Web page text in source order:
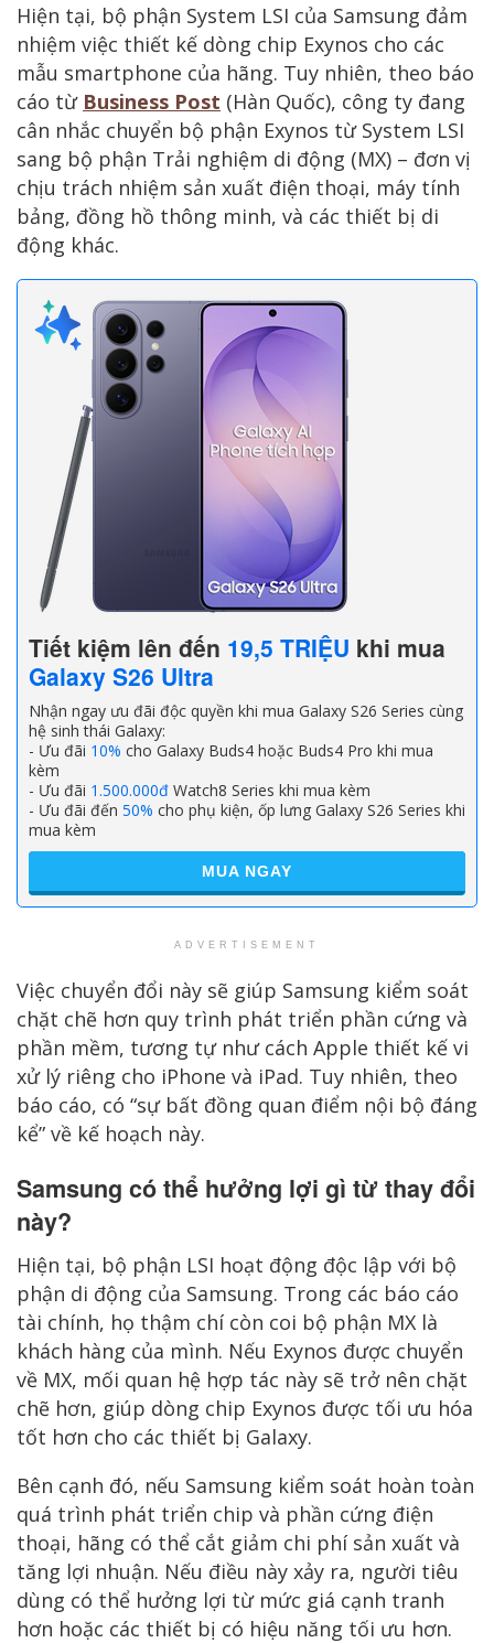
Hiện tại, bộ phận System LSI của Samsung đảm
nhiệm việc thiết kế dòng chip Exynos cho các
mẫu smartphone của hãng. Tuy nhiên, theo báo
cáo từ Business Post (Hàn Quốc), công ty đang
cân nhắc chuyển bộ phận Exynos từ System LSI
sang bộ phận Trải nghiệm di động (MX) – đơn vị
chịu trách nhiệm sản xuất điện thoại, máy tính
bảng, đồng hồ thông minh, và các thiết bị di
động khác.
Tiết kiệm lên đến 19,5 TRIỆU khi mua
Galaxy S26 Ultra
Nhận ngay ưu đãi độc quyền khi mua Galaxy S26 Series cùng
hệ sinh thái Galaxy:
- Ưu đãi 10% cho Galaxy Buds4 hoặc Buds4 Pro khi mua
kèm
- Ưu đãi 1.500.000đ Watch8 Series khi mua kèm
- Ưu đãi đến 50% cho phụ kiện, ốp lưng Galaxy S26 Series khi
mua kèm
MUA NGAY
ADVERTISEMENT
Việc chuyển đổi này sẽ giúp Samsung kiểm soát
chặt chẽ hơn quy trình phát triển phần cứng và
phần mềm, tương tự như cách Apple thiết kế vi
xử lý riêng cho iPhone và iPad. Tuy nhiên, theo
báo cáo, có “sự bất đồng quan điểm nội bộ đáng
kể” về kế hoạch này.
Samsung có thể hưởng lợi gì từ thay đổi
này?
Hiện tại, bộ phận LSI hoạt động độc lập với bộ
phận di động của Samsung. Trong các báo cáo
tài chính, họ thậm chí còn coi bộ phận MX là
khách hàng của mình. Nếu Exynos được chuyển
về MX, mối quan hệ hợp tác này sẽ trở nên chặt
chẽ hơn, giúp dòng chip Exynos được tối ưu hóa
tốt hơn cho các thiết bị Galaxy.
Bên cạnh đó, nếu Samsung kiểm soát hoàn toàn
quá trình phát triển chip và phần cứng điện
thoại, hãng có thể cắt giảm chi phí sản xuất và
tăng lợi nhuận. Nếu điều này xảy ra, người tiêu
dùng có thể hưởng lợi từ mức giá cạnh tranh
hơn hoặc các thiết bị có hiệu năng tối ưu hơn.